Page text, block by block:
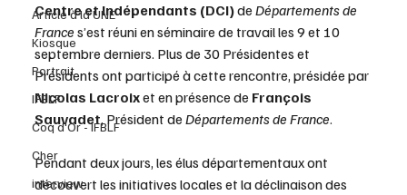
Article à la UNE
Kiosque
Portrait
IFBLF
Coq d'Or - IFBLF
Cher
interview
Centre et Indépendants (DCI) de Départements de
France s’est réuni en séminaire de travail les 9 et 10
septembre derniers. Plus de 30 Présidentes et
Présidents ont participé à cette rencontre, présidée par
Nicolas Lacroix et en présence de François
Sauvadet, Président de Départements de France.
Pendant deux jours, les élus départementaux ont
découvert les initiatives locales et la déclinaison des